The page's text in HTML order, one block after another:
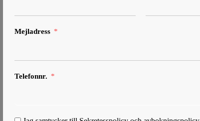
Mejladress
Telefonnr.